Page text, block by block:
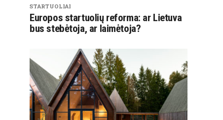
STARTUOLIAI
Europos startuolių reforma: ar Lietuva
bus stebėtoja, ar laimėtoja?